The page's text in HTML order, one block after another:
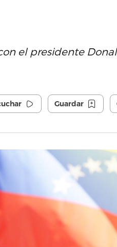
el presidente
Guardar